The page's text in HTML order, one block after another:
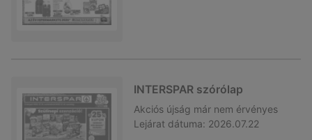
INTERSPAR szórólap
Akciós újság már nem érvényes
Lejárat dátuma: 2026.07.22